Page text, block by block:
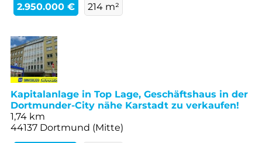
2.950.000 € 214 m²
Kapitalanlage in Top Lage, Geschäftshaus in der
Dortmunder-City nähe Karstadt zu verkaufen!
1,74 km
44137 Dortmund (Mitte)